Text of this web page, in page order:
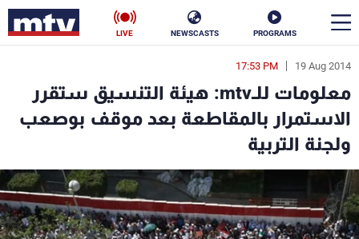
PROGRAMS
NEWSCASTS
LIVE
19 Aug 2014
17:53 PM
معلومات للـmtv: هيئة التنسيق ستقرر
الاستمرار بالمقاطعة بعد موقف بوصعب
ولجنة التربية
en
الأخبار
سياسة
إقتصاد فن
منوعات رياضة